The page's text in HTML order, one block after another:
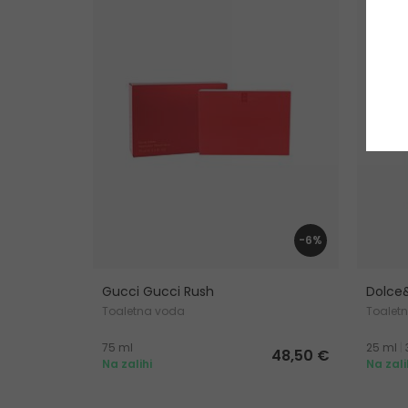
-6%
Gucci Gucci Rush
Toaletna voda
75 ml
Na zalihi
48,50 € 25 ml
Na